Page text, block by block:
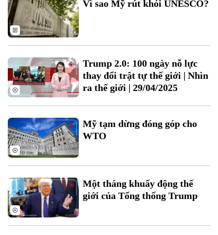
Đánh giá
Làng nghề
Di tích
Y tế
Dinh dưỡng
Thể thao
Bóng đá
Quần vợt
Golf
Giải trí
Tin tức
Sao
Điện ảnh
Thời trang
Âm nhạc
Đã phát sóng
Vì sao Mỹ rút khỏi UNESCO?
Trump 2.0: 100 ngày nỗ lực
thay đổi trật tự thế giới | Nhìn
ra thế giới | 29/04/2025
Mỹ tạm dừng đóng góp cho
WTO
Một tháng khuấy động thế
giới của Tổng thống Trump